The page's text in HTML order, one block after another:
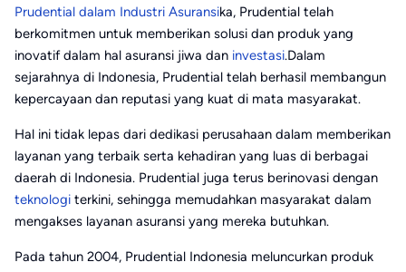
Prudential dalam Industri Asuransika, Prudential telah
berkomitmen untuk memberikan solusi dan produk yang
inovatif dalam hal asuransi jiwa dan investasi.Dalam
sejarahnya di Indonesia, Prudential telah berhasil membangun
kepercayaan dan reputasi yang kuat di mata masyarakat.
Hal ini tidak lepas dari dedikasi perusahaan dalam memberikan
layanan yang terbaik serta kehadiran yang luas di berbagai
daerah di Indonesia. Prudential juga terus berinovasi dengan
teknologi terkini, sehingga memudahkan masyarakat dalam
mengakses layanan asuransi yang mereka butuhkan.
Pada tahun 2004, Prudential Indonesia meluncurkan produk